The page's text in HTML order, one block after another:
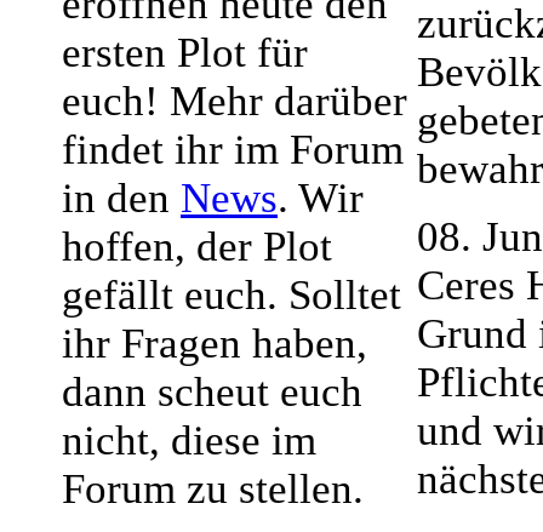
ersten Plot für
euch! Mehr darüber
findet ihr im Forum
in den News. Wir
hoffen, der Plot
gefällt euch. Solltet
ihr Fragen haben,
dann scheut euch
nicht, diese im
Forum zu stellen.
08.
Ceres
Grund
und